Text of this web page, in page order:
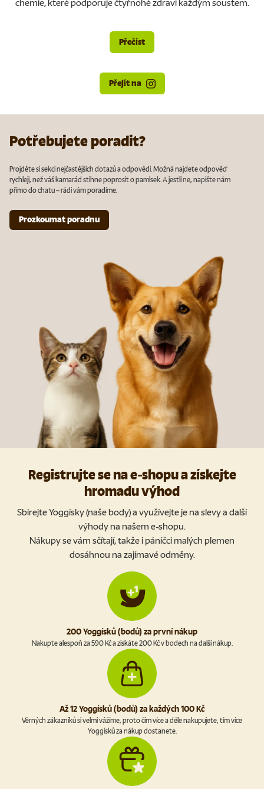
chemie, které podporuje čtyřnohé zdraví každým soustem.
Přečíst
Přejít na
Potřebujete poradit?
Projděte si sekci nejčastějších dotazů a odpovědí. Možná najdete odpověď
rychleji, než váš kamarád stihne poprosit o pamlsek. A jestli ne, napište nám
přímo do chatu – rádi vám poradíme.
Prozkoumat poradnu
Registrujte se na e-shopu a získejte
hromadu výhod
Sbírejte Yoggísky (naše body) a využívejte je na slevy a další
výhody na našem e-shopu.
Nákupy se vám sčítají, takže i páníčci malých plemen
dosáhnou na zajímavé odměny.
200 Yoggísků (bodů) za první nákup
Nakupte alespoň za 590 Kč a získáte 200 Kč v bodech na další nákup.
Až 12 Yoggísků (bodů) za každých 100 Kč
Věrných zákazníků si velmi vážíme, proto čím více a déle nakupujete, tím více
Yoggísků za nákup dostanete.